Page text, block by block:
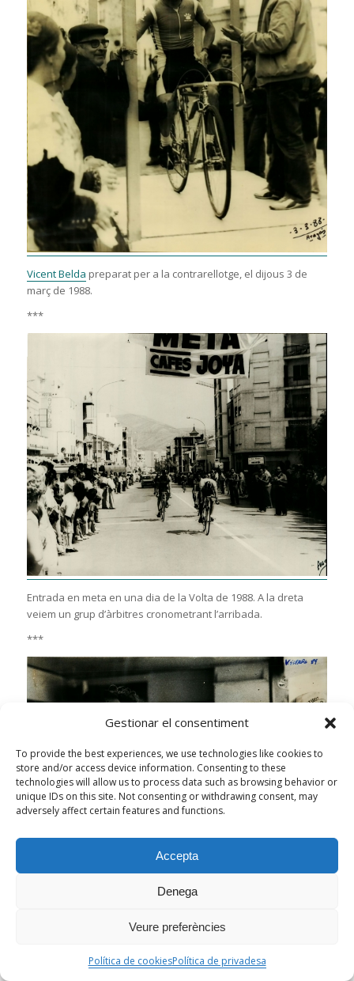
Gestionar el consentiment
To provide the best experiences, we use technologies like cookies to
store and/or access device information. Consenting to these
technologies will allow us to process data such as browsing behavior or
unique IDs on this site. Not consenting or withdrawing consent, may
adversely affect certain features and functions.
Accepta
Denega
Veure preferències
Política de cookiesPolítica de privadesa
Vicent Belda preparat per a la contrarellotge, el dijous 3 de
març de 1988.
***
Entrada en meta en una dia de la Volta de 1988. A la dreta
veiem un grup d’àrbitres cronometrant l’arribada.
***
Delgado. Volta a Espanya 1989.